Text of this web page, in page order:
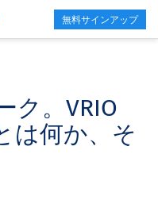
無料サインアップ
ク。VRIO
は何か、そ